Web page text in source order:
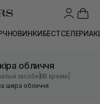
НОВИНКИБЕСТСЕЛЕРИ
обличчя
засоби |BB креми
шкіра обличчя